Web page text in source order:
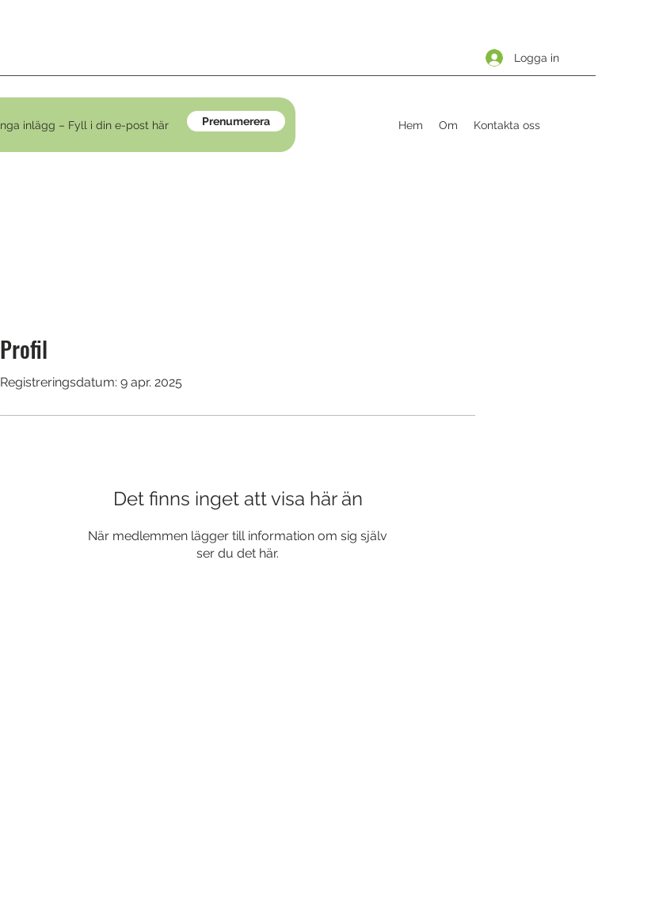
Logga in
Hem Om Kontakta oss
Prenumerera
Profil
Registreringsdatum: 9 apr. 2025
Det finns inget att visa här än
När medlemmen lägger till information om sig själv
ser du det här.